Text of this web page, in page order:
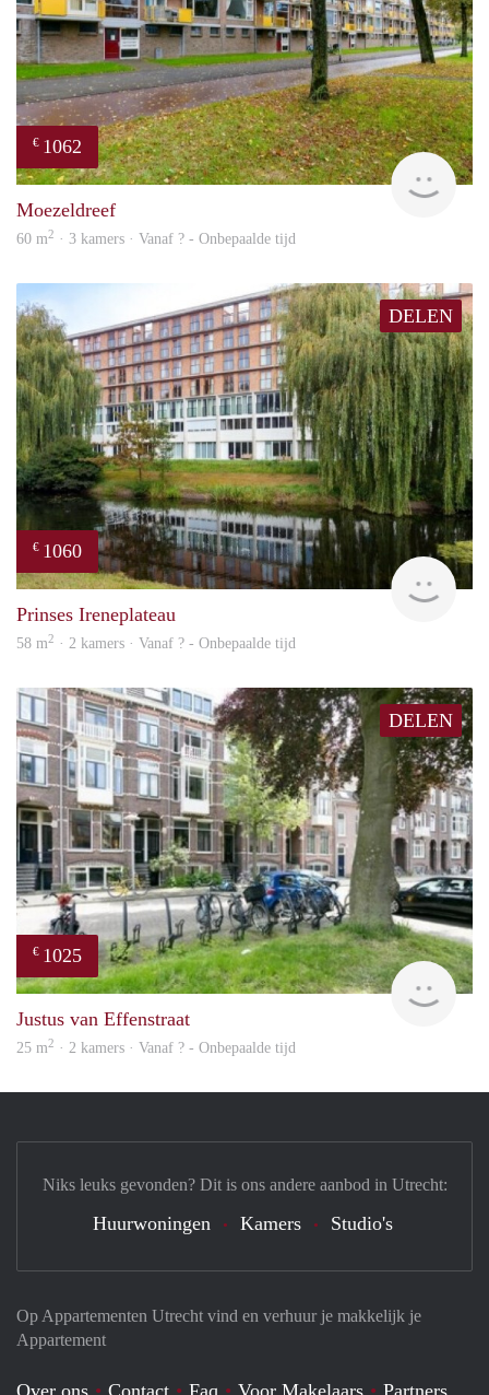
€ 1062
Moezeldreef
60 m2 · 3 kamers · Vanaf ? - Onbepaalde tijd
DELEN
€ 1060
rent
Prinses Ireneplateau
58 m2 · 2 kamers · Vanaf ? - Onbepaalde tijd
DELEN
€ 1025
Justus van Effenstraat
25 m2 · 2 kamers · Vanaf ? - Onbepaalde tijd
Op Appartementen Utrecht vind en verhuur je makkelijk je
Appartement
Over ons Contact Faq Voor Makelaars Partners
Niks leuks gevonden? Dit is ons andere aanbod in Utrecht:
Huurwoningen Kamers Studio's